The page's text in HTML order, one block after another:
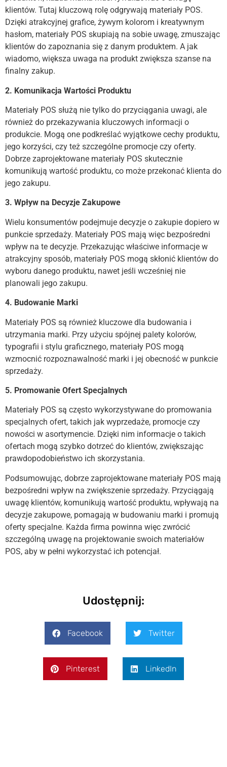
klientów. Tutaj kluczową rolę odgrywają materiały POS.
Dzięki atrakcyjnej grafice, żywym kolorom i kreatywnym
hasłom, materiały POS skupiają na sobie uwagę, zmuszając
klientów do zapoznania się z danym produktem. A jak
wiadomo, większa uwaga na produkt zwiększa szanse na
finalny zakup.
2. Komunikacja Wartości Produktu
Materiały POS służą nie tylko do przyciągania uwagi, ale
również do przekazywania kluczowych informacji o
produkcie. Mogą one podkreślać wyjątkowe cechy produktu,
jego korzyści, czy też szczególne promocje czy oferty.
Dobrze zaprojektowane materiały POS skutecznie
komunikują wartość produktu, co może przekonać klienta do
jego zakupu.
3. Wpływ na Decyzje Zakupowe
Wielu konsumentów podejmuje decyzje o zakupie dopiero w
punkcie sprzedaży. Materiały POS mają więc bezpośredni
wpływ na te decyzje. Przekazując właściwe informacje w
atrakcyjny sposób, materiały POS mogą skłonić klientów do
wyboru danego produktu, nawet jeśli wcześniej nie
planowali jego zakupu.
4. Budowanie Marki
Materiały POS są również kluczowe dla budowania i
utrzymania marki. Przy użyciu spójnej palety kolorów,
typografii i stylu graficznego, materiały POS mogą
wzmocnić rozpoznawalność marki i jej obecność w punkcie
sprzedaży.
5. Promowanie Ofert Specjalnych
Materiały POS są często wykorzystywane do promowania
specjalnych ofert, takich jak wyprzedaże, promocje czy
nowości w asortymencie. Dzięki nim informacje o takich
ofertach mogą szybko dotrzeć do klientów, zwiększając
prawdopodobieństwo ich skorzystania.
Podsumowując, dobrze zaprojektowane materiały POS mają
bezpośredni wpływ na zwiększenie sprzedaży. Przyciągają
uwagę klientów, komunikują wartość produktu, wpływają na
decyzje zakupowe, pomagają w budowaniu marki i promują
oferty specjalne. Każda firma powinna więc zwrócić
szczególną uwagę na projektowanie swoich materiałów
POS, aby w pełni wykorzystać ich potencjał.
Udostępnij:
Facebook Twitter
Pinterest LinkedIn